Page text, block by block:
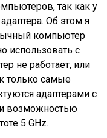
так как у
Об этом я
компьютер
использовать с
не работает, или
только самые
адаптерами с
и возможностью
5 GHz.